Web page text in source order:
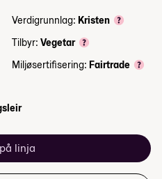
Verdigrunnlag: Kristen
Tilbyr: Vegetar
Miljøsertifisering: Fairtrade
linja